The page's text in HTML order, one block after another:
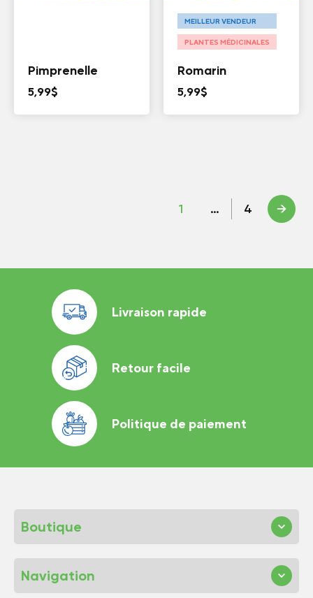
Pimprenelle
5,99$
MEILLEUR VENDEUR
PLANTES MÉDICINALES
Romarin
5,99$
1 … 4 →
Livraison rapide
Retour facile
Politique de paiement
Boutique
Navigation